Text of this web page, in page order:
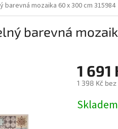
mozaika 60 x 300 cm 315984
barevná
1 691
1 398 Kč bez
cena:
Skladem